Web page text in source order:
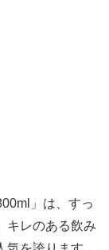
」は、すっ
キレのある飲み